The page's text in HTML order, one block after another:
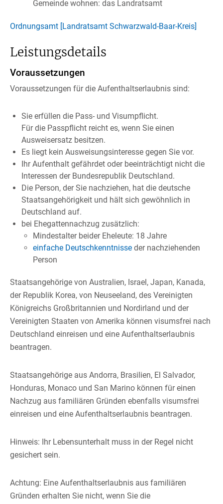
Gemeinde wohnen: das Landratsamt
Ordnungsamt [Landratsamt Schwarzwald-Baar-Kreis]
Leistungsdetails
Voraussetzungen
Voraussetzungen für die Aufenthaltserlaubnis sind:
Sie erfüllen die Pass- und Visumpflicht.
Für die Passpflicht reicht es, wenn Sie einen
Ausweisersatz besitzen.
Es liegt kein Ausweisungsinteresse gegen Sie vor.
Ihr Aufenthalt gefährdet oder beeinträchtigt nicht die
Interessen der Bundesrepublik Deutschland.
Die Person, der Sie nachziehen, hat die deutsche
Staatsangehörigkeit und hält sich gewöhnlich in
Deutschland auf.
bei Ehegattennachzug zusätzlich:
Mindestalter beider Eheleute: 18 Jahre
einfache Deutschkenntnisseder nachziehenden
Person
Staatsangehörige von Australien, Israel, Japan, Kanada,
der Republik Korea, von Neuseeland, des Vereinigten
Königreichs Großbritannien und Nordirland und der
Vereinigten Staaten von Amerika können visumsfrei nach
Deutschland einreisen und eine Aufenthaltserlaubnis
beantragen.
Staatsangehörige aus Andorra, Brasilien, El Salvador,
Honduras, Monaco und San Marino können für einen
Nachzug aus familiären Gründen ebenfalls visumsfrei
einreisen und eine Aufenthaltserlaubnis beantragen.
Hinweis: Ihr Lebensunterhalt muss in der Regel nicht
gesichert sein.
Achtung: Eine Aufenthaltserlaubnis aus familiären
Gründen erhalten Sie nicht, wenn Sie die